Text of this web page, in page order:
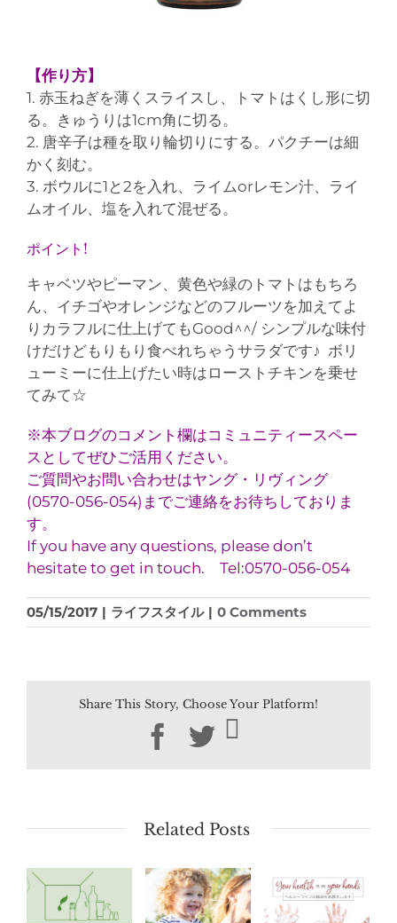
【作り方】
1. 赤玉ねぎを薄くスライスし、トマトはくし形に切
る。きゅうりは1cm角に切る。
2. 唐辛子は種を取り輪切りにする。パクチーは細
かく刻む。
3. ボウルに1と2を入れ、ライムorレモン汁、ライ
ムオイル、塩を入れて混ぜる。
ポイント!
キャベツやピーマン、黄色や緑のトマトはもちろ
ん、イチゴやオレンジなどのフルーツを加えてよ
りカラフルに仕上げてもGood^^/ シンプルな味付
けだけどもりもり食べれちゃうサラダです♪ ボリ
ューミーに仕上げたい時はローストチキンを乗せ
てみて☆
※本ブログのコメント欄はコミュニティースペー
スとしてぜひご活用ください。
ご質問やお問い合わせはヤング・リヴィング
(0570-056-054)までご連絡をお待ちしておりま
す。
If you have any questions, please don’t
hesitate to get in touch. Tel:0570-056-054
05/15/2017 | ライフスタイル | 0 Comments
Share This Story, Choose Your Platform!
Facebook
Twitter
Related Posts